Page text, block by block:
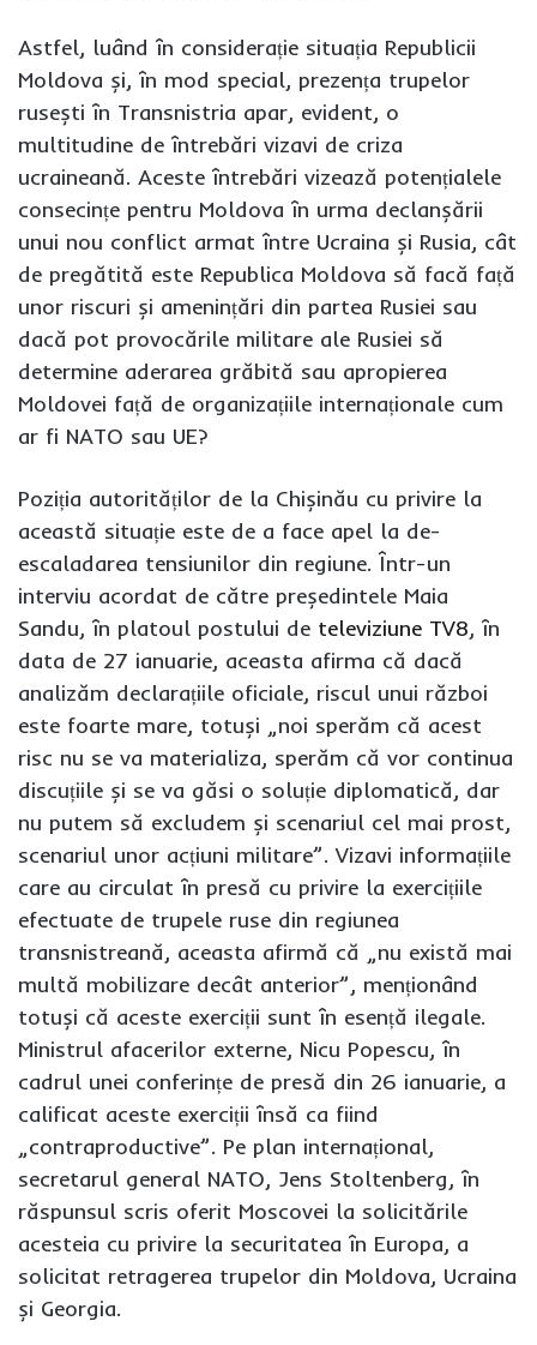
Astfel, luând în considerație situația Republicii
Moldova și, în mod special, prezența trupelor
rusești în Transnistria apar, evident, o
multitudine de întrebări vizavi de criza
ucraineană. Aceste întrebări vizează potențialele
consecințe pentru Moldova în urma declanșării
unui nou conflict armat între Ucraina și Rusia, cât
de pregătită este Republica Moldova să facă față
unor riscuri și amenințări din partea Rusiei sau
dacă pot provocările militare ale Rusiei să
determine aderarea grăbită sau apropierea
Moldovei față de organizațiile internaționale cum
ar fi NATO sau UE?
Poziția autorităților de la Chișinău cu privire la
această situație este de a face apel la de-
escaladarea tensiunilor din regiune. Într-un
interviu acordat de către președintele Maia
Sandu, în platoul postului de televiziune TV8, în
data de 27 ianuarie, aceasta afirma că dacă
analizăm declarațiile oficiale, riscul unui război
este foarte mare, totuși „noi sperăm că acest
risc nu se va materializa, sperăm că vor continua
discuțiile și se va găsi o soluție diplomatică, dar
nu putem să excludem și scenariul cel mai prost,
scenariul unor acțiuni militare”. Vizavi informațiile
care au circulat în presă cu privire la exercițiile
efectuate de trupele ruse din regiunea
transnistreană, aceasta afirmă că „nu există mai
multă mobilizare decât anterior”, menționând
totuși că aceste exerciții sunt în esență ilegale.
Ministrul afacerilor externe, Nicu Popescu, în
cadrul unei conferințe de presă din 26 ianuarie, a
calificat aceste exerciții însă ca fiind
„contraproductive”. Pe plan internațional,
secretarul general NATO, Jens Stoltenberg, în
răspunsul scris oferit Moscovei la solicitările
acesteia cu privire la securitatea în Europa, a
solicitat retragerea trupelor din Moldova, Ucraina
și Georgia.